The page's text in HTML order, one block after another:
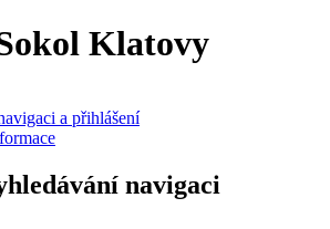
Klatovy
a přihlášení
navigaci